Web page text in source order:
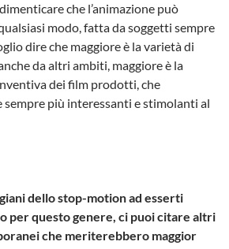
che l’animazione può
modo, fatta da soggetti sempre
dire che maggiore è la varietà di
da altri ambiti, maggiore è la
dei film prodotti, che
sempre più interessanti e stimolanti al
dello stop-motion ad esserti
per questo genere, ci puoi citare altri
che meriterebbero maggior